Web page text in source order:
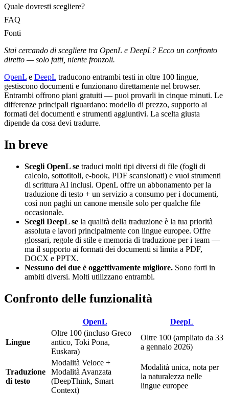
Quale dovresti scegliere?
FAQ
Fonti
Stai cercando di scegliere tra OpenL e DeepL? Ecco un confronto
diretto — solo fatti, niente fronzoli.
OpenL e DeepL traducono entrambi testi in oltre 100 lingue,
gestiscono documenti e funzionano direttamente nel browser.
Entrambi offrono piani gratuiti — puoi provarli in cinque minuti. Le
differenze principali riguardano: modello di prezzo, supporto ai
formati dei documenti e strumenti aggiuntivi. La scelta giusta
dipende da cosa devi tradurre.
In breve
Scegli OpenL se traduci molti tipi diversi di file (fogli di
calcolo, sottotitoli, e-book, PDF scansionati) e vuoi strumenti
di scrittura AI inclusi. OpenL offre un abbonamento per la
traduzione di testo + un servizio a consumo per i documenti,
così non paghi un canone mensile solo per qualche file
occasionale.
Scegli DeepL se la qualità della traduzione è la tua priorità
assoluta e lavori principalmente con lingue europee. Offre
glossari, regole di stile e memoria di traduzione per i team —
ma il supporto ai formati dei documenti si limita a PDF,
DOCX e PPTX.
Nessuno dei due è oggettivamente migliore. Sono forti in
ambiti diversi. Molti utilizzano entrambi.
Confronto delle funzionalità
OpenL DeepL
Lingue
Oltre 100 (incluso Greco
antico, Toki Pona,
Euskara)
Oltre 100 (ampliato da 33
a gennaio 2026)
Traduzione
di testo
Modalità Veloce +
Modalità Avanzata
(DeepThink, Smart
Context)
Modalità unica, nota per
la naturalezza nelle
lingue europee